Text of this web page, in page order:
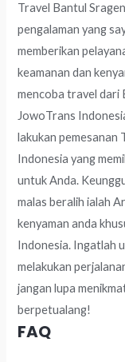
Travel Bantul
pengalaman yang
memberikan
keamanan dan
mencoba travel dari
JowoTrans
lakukan pemesanan
Indonesia yang
untuk Anda.
malas beralih ialah
kenyaman anda
Indonesia. Ingatlah
melakukan
jangan lupa
berpetualang!
FAQ